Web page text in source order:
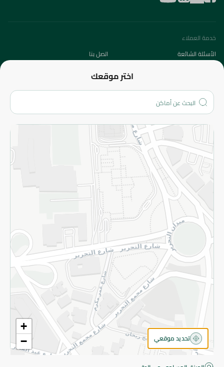
اختر موقعك
+
−
تحديد موقعي
خدمة العملاء
الأسئلة الشائعة
اتصل بنا
من نحن؟
الفروع
المزيد
الاسترجاع
سياسة الاستخدام
سياسة الخصوصية
قم بالتسجيل للنشرة
©2026 - Spinneys | جميع الحقوق محفوظة
اقتربت! أضف 100 جنيه للمتابعة إلى الدفع.